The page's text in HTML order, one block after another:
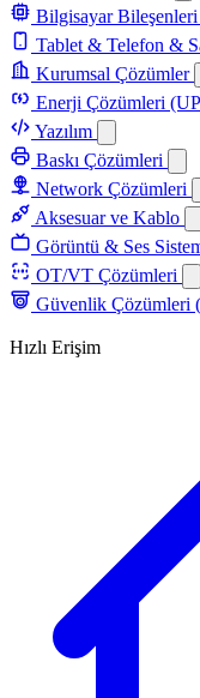
Bilgisayar Bileşenleri
Tablet & Telefon &
Kurumsal Çözümler
Enerji Çözümleri
Yazılım
Baskı Çözümleri
Network Çözümleri
Aksesuar ve Kablo
Görüntü & Ses
OT/VT Çözümleri
Güvenlik Çözümleri
Hızlı Erişim